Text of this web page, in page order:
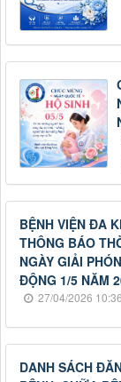
BỆNH VIỆN ĐA
THÔNG BÁO
NGÀY GIẢI
ĐỘNG 1/5 NĂM
27/04/2026
DANH SÁCH